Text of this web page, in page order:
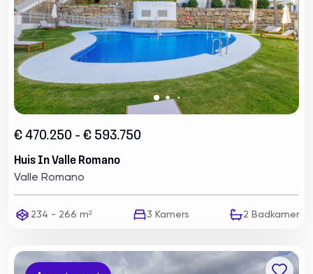
€ 470.250 - € 593.750
Huis In Valle Romano
Valle Romano
234 - 266 m² 3 Kamers 2 Badkamer